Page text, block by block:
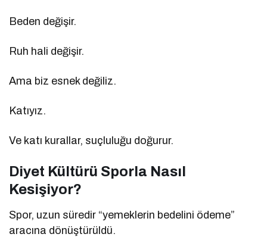
Beden değişir.
Ruh hali değişir.
Ama biz esnek değiliz.
Katıyız.
Ve katı kurallar, suçluluğu doğurur.
Diyet Kültürü Sporla Nasıl
Kesişiyor?
Spor, uzun süredir “yemeklerin bedelini ödeme”
aracına dönüştürüldü.